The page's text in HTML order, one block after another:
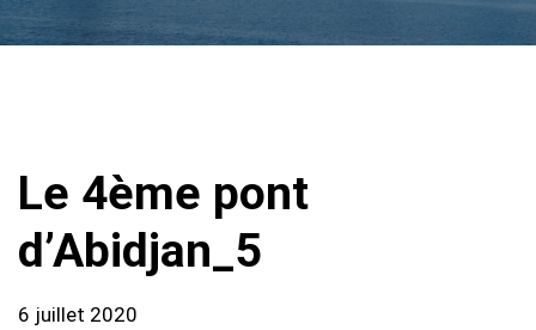
Le 4ème pont
d’Abidjan_5
6 juillet 2020